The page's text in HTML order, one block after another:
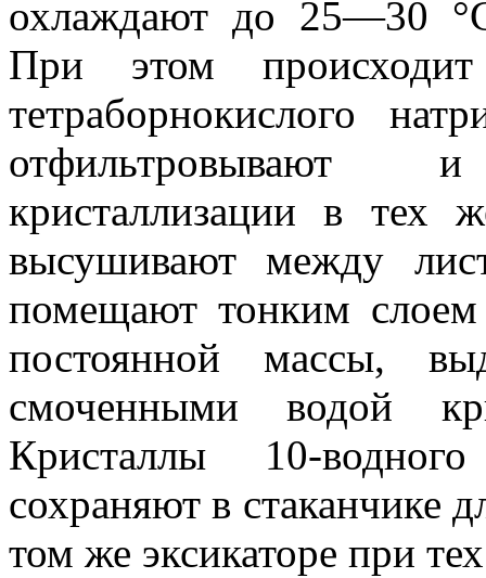
охлаждают до 25—30
При этом происходит
тетраборнокислого
отфильтровывают
кристаллизации в тех
высушивают между
помещают тонким
постоянной массы,
смоченными водой
Кристаллы 10-
сохраняют в стаканчике
том же эксикаторе при